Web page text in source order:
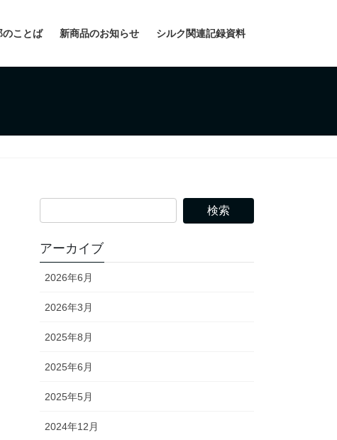
のことば 新商品のお知らせ シルク関連記録資料
アーカイブ
2026年6月
2026年3月
2025年8月
2025年6月
2025年5月
2024年12月